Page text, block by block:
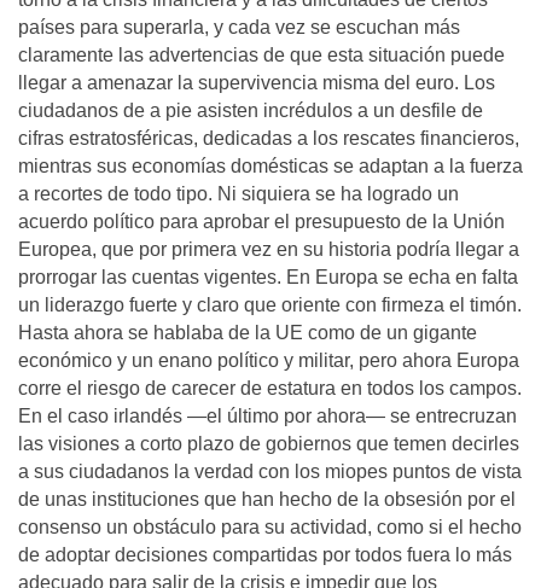
países para superarla, y cada vez se escuchan más
claramente las advertencias de que esta situación puede
llegar a amenazar la supervivencia misma del euro. Los
ciudadanos de a pie asisten incrédulos a un desfile de
cifras estratosféricas, dedicadas a los rescates financieros,
mientras sus economías domésticas se adaptan a la fuerza
a recortes de todo tipo. Ni siquiera se ha logrado un
acuerdo político para aprobar el presupuesto de la Unión
Europea, que por primera vez en su historia podría llegar a
prorrogar las cuentas vigentes. En Europa se echa en falta
un liderazgo fuerte y claro que oriente con firmeza el timón.
Hasta ahora se hablaba de la UE como de un gigante
económico y un enano político y militar, pero ahora Europa
corre el riesgo de carecer de estatura en todos los campos.
En el caso irlandés —el último por ahora— se entrecruzan
las visiones a corto plazo de gobiernos que temen decirles
a sus ciudadanos la verdad con los miopes puntos de vista
de unas instituciones que han hecho de la obsesión por el
consenso un obstáculo para su actividad, como si el hecho
de adoptar decisiones compartidas por todos fuera lo más
adecuado para salir de la crisis e impedir que los